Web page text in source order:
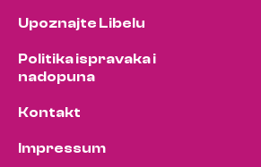
Upoznajte Libelu
Politika ispravaka i
nadopuna
Kontakt
Impressum